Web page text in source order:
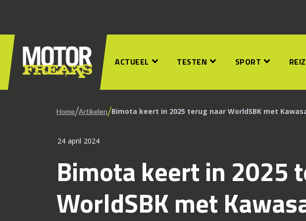
ACTUEEL TESTEN SPORT
Home/Artikelen/Bimota keert in 2025 terug naar WorldSBK met
24 april 2024
Bimota keert in 2025
WorldSBK met